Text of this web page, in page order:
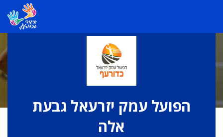
הפועל עמק יזרעאל גבעת
אלה